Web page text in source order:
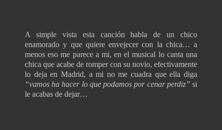
A simple vista esta canción habla de un chico
enamorado y que quiere envejecer con la chica… a
menos eso me parece a mi, en el musical lo canta una
chica que acabe de romper con su novio, efectivamente
lo deja en Madrid, a mi no me cuadra que ella diga
“vamos ha hacer lo que podamos por cenar perdiz” si
le acabas de dejar…